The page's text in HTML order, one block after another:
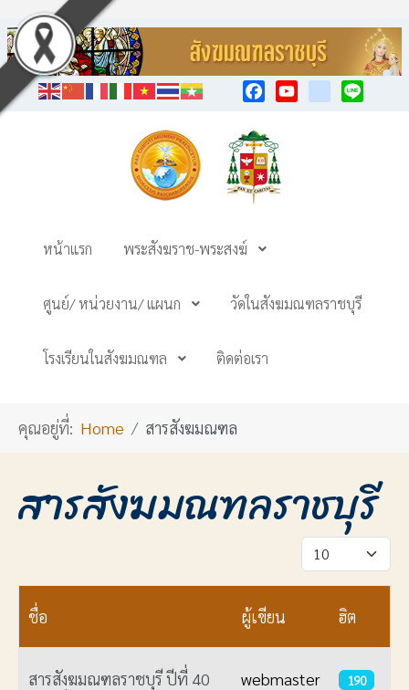
หน้าแรก พระสังฆราช-พระสงฆ์
ศูนย์/ หน่วยงาน/ แผนก วัดในสังฆมณฑลราชบุรี
โรงเรียนในสังฆมณฑล ติดต่อเรา
คุณอยู่ที่: Home สารสังฆมณฑล
สารสังฆมณฑลราชบุรี
แสดง #
ชื่อ ผู้เขียน ฮิต
สารสังฆมณฑลราชบุรี ปีที่ 40
webmaster 190